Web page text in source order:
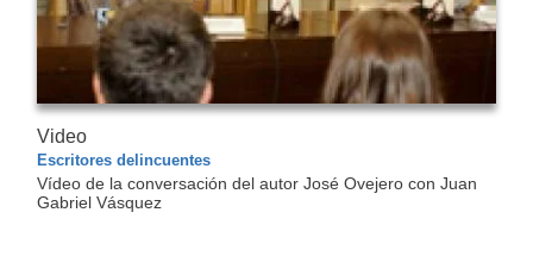
Video
Escritores delincuentes
Vídeo de la conversación del autor José Ovejero con Juan
Gabriel Vásquez